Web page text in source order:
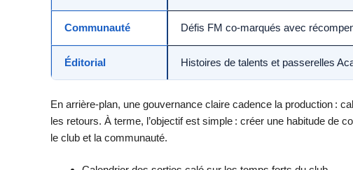
Communauté Défis FM co-marqués avec
Éditorial Histoires de talents et passerelles
En arrière-plan, une gouvernance claire cadence la production :
les retours. À terme, l’objectif est simple : créer une habitude de
le club et la communauté.